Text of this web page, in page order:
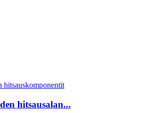
hitsausalan...